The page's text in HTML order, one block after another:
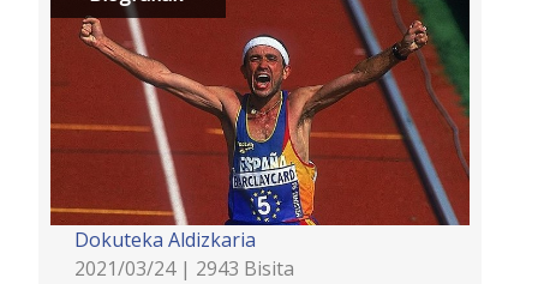
Dokuteka Aldizkaria
2021/03/24 | 2943 Bisita